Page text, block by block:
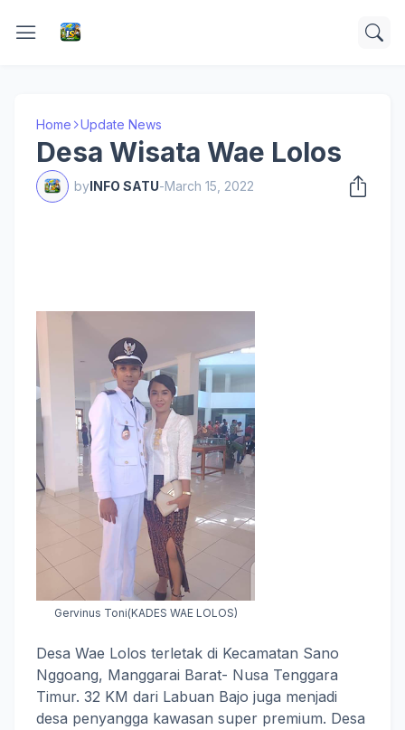
Home Update News
Desa Wisata Wae Lolos
byINFO SATU-March 15, 2022
Gervinus Toni(KADES WAE LOLOS)
Desa Wae Lolos terletak di Kecamatan Sano
Nggoang, Manggarai Barat- Nusa Tenggara
Timur. 32 KM dari Labuan Bajo juga menjadi
desa penyangga kawasan super premium. Desa